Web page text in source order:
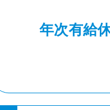
年次有給